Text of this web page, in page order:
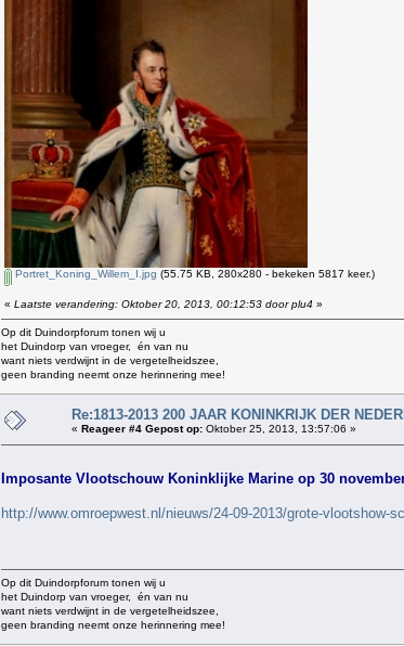
Portret_Koning_Willem_I.jpg (55.75 KB, 280x280 - bekeken 5817 keer.)
« Laatste verandering: Oktober 20, 2013, 00:12:53 door plu4 »
Op dit Duindorpforum tonen wij u
het Duindorp van vroeger, én van nu
want niets verdwijnt in de vergetelheidszee,
geen branding neemt onze herinnering mee!
Re:1813-2013 200 JAAR KONINKRIJK DER
« Reageer #4 Gepost op: Oktober 25, 2013, 13:57:06 »
Imposante Vlootschouw Koninklijke Marine op 30
http://www.omroepwest.nl/nieuws/24-09-2013/grote-vlootshow-
Op dit Duindorpforum tonen wij u
het Duindorp van vroeger, én van nu
want niets verdwijnt in de vergetelheidszee,
geen branding neemt onze herinnering mee!